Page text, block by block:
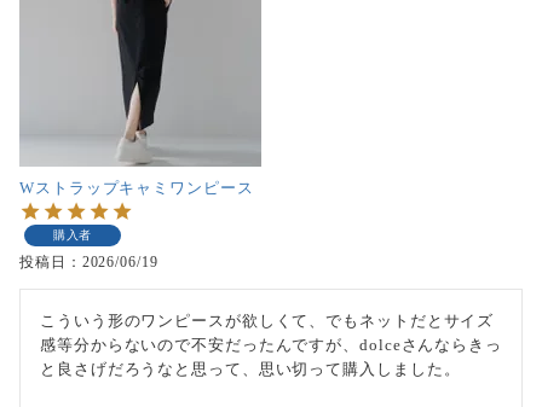
Wストラップキャミワンピース
購入者
投稿日 2026/06/19
こういう形のワンピースが欲しくて、でもネットだとサイズ
感等分からないので不安だったんですが、dolceさんならきっ
と良さげだろうなと思って、思い切って購入しました。